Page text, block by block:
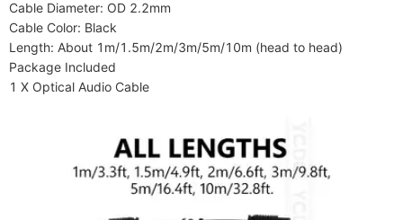
Cable Diameter: OD 2.2mm
Cable Color: Black
Length: About 1m/1.5m/2m/3m/5m/10m (head to head)
Package Included
1 X Optical Audio Cable